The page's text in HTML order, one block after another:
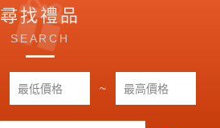
尋找禮品
SEARCH
~